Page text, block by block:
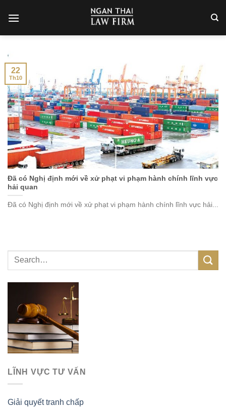
LĨNH VỰC TƯ VẤN
Giải quyết tranh chấp
Đã có Nghị định mới về xử phạt vi phạm hành chính lĩnh vực
hải quan
Đã có Nghị định mới về xử phạt vi phạm hành chính lĩnh vực hải...
22
Th10